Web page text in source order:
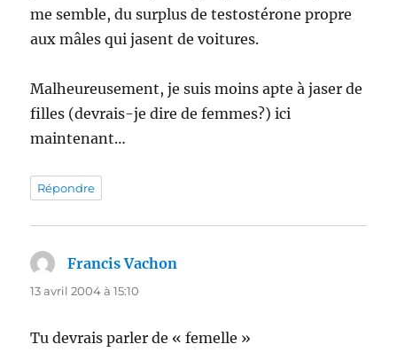
me semble, du surplus de testostérone propre
aux mâles qui jasent de voitures.
Malheureusement, je suis moins apte à jaser de
filles (devrais-je dire de femmes?) ici
maintenant…
Répondre
Francis Vachon
13 avril 2004 à 15:10
Tu devrais parler de « femelle »